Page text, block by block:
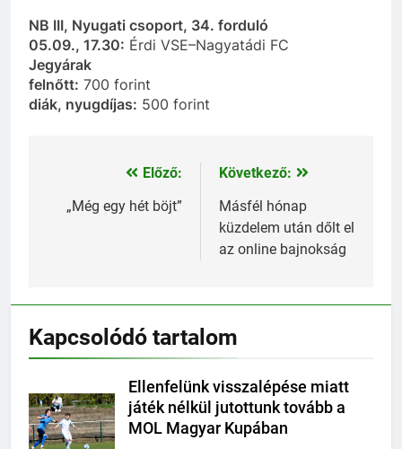
NB III, Nyugati csoport, 34. forduló
05.09., 17.30: Érdi VSE–Nagyatádi FC
Jegyárak
felnőtt: 700 forint
diák, nyugdíjas: 500 forint
Bejegyzés
navigáció
Előző:
„Még egy hét böjt”
Következő:
Másfél hónap
küzdelem után dőlt el
az online bajnokság
Kapcsolódó tartalom
Ellenfelünk visszalépése miatt
játék nélkül jutottunk tovább a
MOL Magyar Kupában